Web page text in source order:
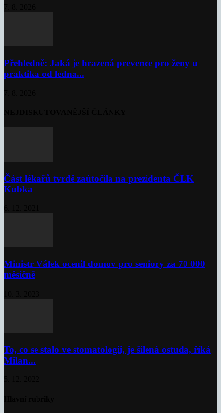
Přehledně: Jaká je hrazená prevence pro ženy u
praktika od ledna...
Část lékařů tvrdě zaútočila na prezidenta ČLK
Kubka
Ministr Válek ocenil domov pro seniory za 70 000
měsíčně
To, co se stalo ve stomatologii, je šílená ostuda, říká
Milan...